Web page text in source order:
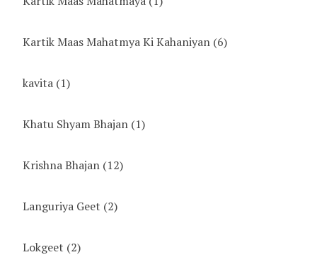
Kartik Maas Mahatmya Ki Kahaniyan (6)
kavita (1)
Khatu Shyam Bhajan (1)
Krishna Bhajan (12)
Languriya Geet (2)
Lokgeet (2)